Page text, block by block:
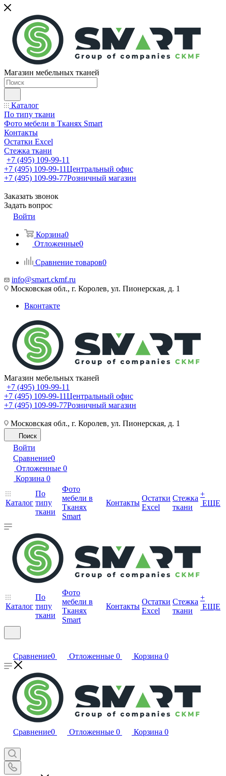
Магазин мебельных тканей
Каталог
По типу ткани
Фото мебели в Тканях Smart
Контакты
Остатки Excel
Стежка ткани
+7 (495) 109-99-11
+7 (495) 109-99-11Центральный офис
+7 (495) 109-99-77Розничный магазин
Заказать звонок
Задать вопрос
Войти
Корзина0
Отложенные0
Сравнение товаров0
info@smart.ckmf.ru
Московская обл., г. Королев, ул. Пионерская, д. 1
Вконтакте
Магазин мебельных тканей
+7 (495) 109-99-11
+7 (495) 109-99-11Центральный офис
+7 (495) 109-99-77Розничный магазин
Московская обл., г. Королев, ул. Пионерская, д. 1
Поиск
Войти
Сравнение0
Отложенные 0
Корзина 0
Каталог
По
типу
ткани
Фото
мебели в
Тканях
Smart
Контакты
Остатки
Excel
Стежка
ткани
+
ЕЩЕ
Каталог
По
типу
ткани
Фото
мебели в
Тканях
Smart
Контакты
Остатки
Excel
Стежка
ткани
+
ЕЩЕ
Сравнение0 Отложенные 0 Корзина 0
Сравнение0 Отложенные 0 Корзина 0